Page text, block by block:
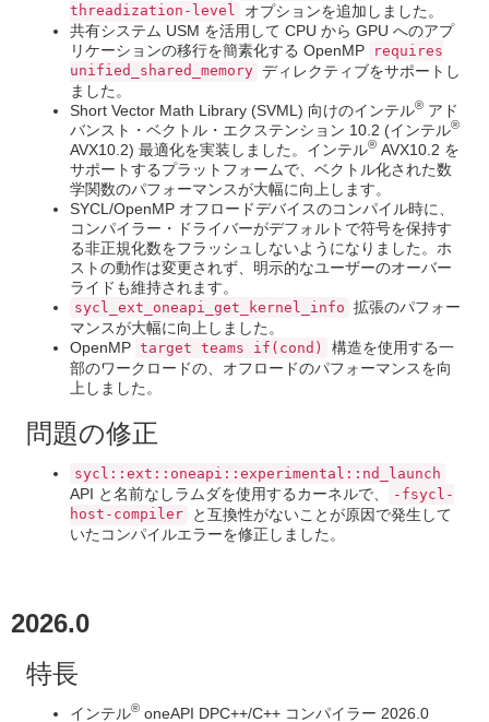
threadization-level
オプションを追加しました。
共有システム USM を活用して CPU から GPU へのアプ
リケーションの移行を簡素化する OpenMP
requires
unified_shared_memory ディレクティブをサポートし
ました。
Short Vector Math Library (SVML) 向けのインテル® アド
バンスト・ベクトル・エクステンション 10.2 (インテル®
AVX10.2) 最適化を実装しました。インテル® AVX10.2 を
サポートするプラットフォームで、ベクトル化された数
学関数のパフォーマンスが大幅に向上します。
SYCL/OpenMP オフロードデバイスのコンパイル時に、
コンパイラー・ドライバーがデフォルトで符号を保持す
る非正規化数をフラッシュしないようになりました。ホ
ストの動作は変更されず、明示的なユーザーのオーバー
ライドも維持されます。
sycl_ext_oneapi_get_kernel_info 拡張のパフォー
マンスが大幅に向上しました。
OpenMP target teams if(cond)
構造を使用する一
部のワークロードの、オフロードのパフォーマンスを向
上しました。
問題の修正
sycl::ext::oneapi::experimental::nd_launch
API と名前なしラムダを使用するカーネルで、 -fsycl-
host-compiler
と互換性がないことが原因で発生して
いたコンパイルエラーを修正しました。
2026.0
特長
インテル® oneAPI DPC++/C++ コンパイラー 2026.0